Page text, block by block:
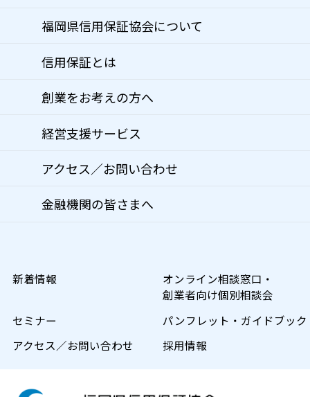
福岡県信用保証協会について
信用保証とは
創業をお考えの方へ
経営支援サービス
アクセス／お問い合わせ
金融機関の皆さまへ
新着情報
オンライン相談窓口・
創業者向け個別相談会
セミナー
パンフレット・ガイドブック
アクセス／お問い合わせ
採用情報